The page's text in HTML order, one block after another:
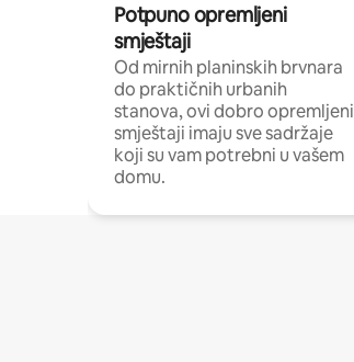
Potpuno opremljeni
smještaji
Od mirnih planinskih brvnara
do praktičnih urbanih
stanova, ovi dobro opremljeni
smještaji imaju sve sadržaje
koji su vam potrebni u vašem
domu.